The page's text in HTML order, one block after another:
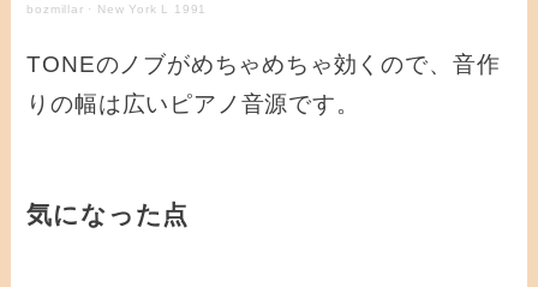
bozmillar · New York L 1991
TONEのノブがめちゃめちゃ効くので、音作
りの幅は広いピアノ音源です。
気になった点